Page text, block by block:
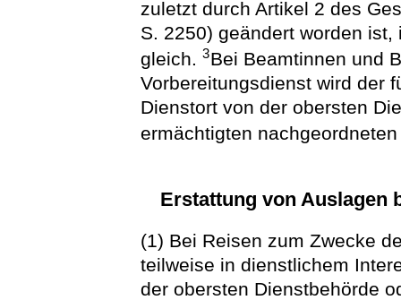
zuletzt durch Artikel 2 des
S. 2250) geändert worden
gleich.3Bei Beamtinnen und
Vorbereitungsdienst wird der
Dienstort von der obersten
ermächtigten
Erstattung von Auslagen
(1) Bei Reisen zum Zwecke
teilweise in dienstlichem
der obersten Dienstbehörde